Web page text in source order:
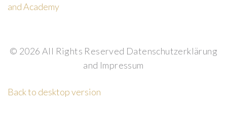
and Academy
© 2026 All Rights Reserved Datenschutzerklärung
and Impressum
Back to desktop version